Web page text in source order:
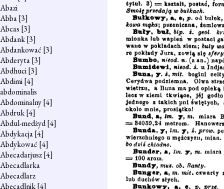
Abazi
Abba[3]
Abcas [3]
Abdank[3]
Abdankować [3]
Abderyta[3]
Abdhuci[3]
Abdimi[4]
abdominalis
Abdominalny[4]
Abdruk[4]
Abdul-medżyd[4]
Abdykacja[4]
Abdykować [4]
Abecadarjusz[4]
Abecadlarka
Abecadlarz
Abecadlnik[4]